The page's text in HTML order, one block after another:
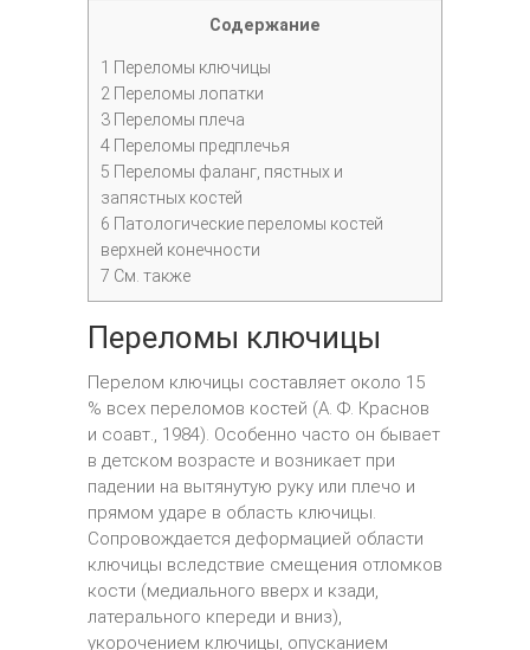
Содержание
1 Переломы ключицы
2 Переломы лопатки
3 Переломы плеча
4 Переломы предплечья
5 Переломы фаланг, пястных и
запястных костей
6 Патологические переломы костей
верхней конечности
7 См. также
Переломы ключицы
Перелом ключицы составляет около 15
% всех переломов костей (А. Ф. Краснов
и соавт., 1984). Особенно часто он бывает
в детском возрасте и возникает при
падении на вытянутую руку или плечо и
прямом ударе в область ключицы.
Сопровождается деформацией области
ключицы вследствие смещения отломков
кости (медиального вверх и кзади,
латерального кпереди и вниз),
укорочением ключицы, опусканием